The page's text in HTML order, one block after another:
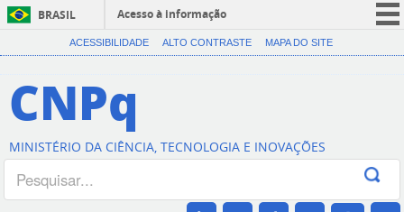
BRASIL
Acesso à informação
CORONAVÍRUS (COVID-19)
Canais
ACESSIBILIDADE ALTO CONTRASTE MAPA DO SITE
CNPq
MINISTÉRIO DA CIÊNCIA, TECNOLOGIA E INOVAÇÕES